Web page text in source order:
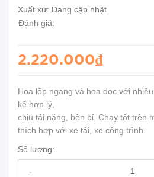
Xuất xứ: Đang cập nhật
Đánh giá:
2.220.000₫
Hoa lốp ngang và hoa dọc với
kế hợp lý,
chịu tải nặng, bền bỉ. Chạy tốt trên
thích hợp với xe tải, xe công trình.
Số lượng:
-